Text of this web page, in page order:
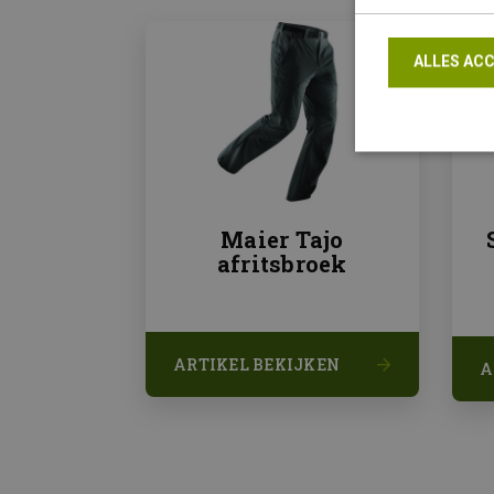
Maier Tajo
afritsbroek
ARTIKEL BEKIJKEN
ALLES
Strikt
en
__cf_bm